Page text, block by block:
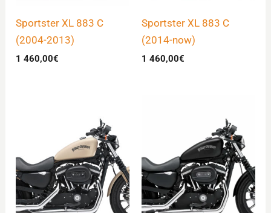
Sportster XL 883 C
(2004-2013)
1 460,00€
Sportster XL 883 C
(2014-now)
1 460,00€